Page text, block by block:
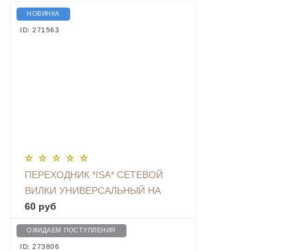
НОВИНКА
ID: 271563
ПЕРЕХОДНИК *ISA* СЕТЕВОЙ
ВИЛКИ УНИВЕРСАЛЬНЫЙ НА
ЕВРО С ЗАЗЕМЛЕНИЕМ KT-168
60 руб
ОЖИДАЕМ ПОСТУПЛЕНИЯ
ID: 273806